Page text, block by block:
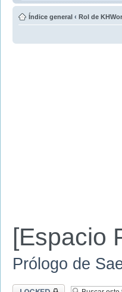
Índice general ‹ Rol de
[Espacio
Prólogo de
Tema cerrado